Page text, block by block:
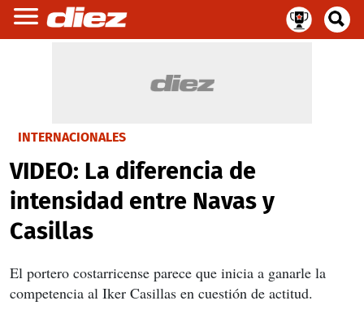
INTERNACIONALES
VIDEO: La diferencia de
intensidad entre Navas y
Casillas
El portero costarricense parece que inicia a ganarle la
competencia al Iker Casillas en cuestión de actitud.